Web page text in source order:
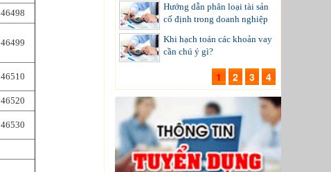
46498
46499
46510
46520
46530
Hướng dẫn phân loại tài sản
cố định trong doanh nghiệp
Khi hạch toán các khoản vay
cần chú ý gì?
1 2 3 4